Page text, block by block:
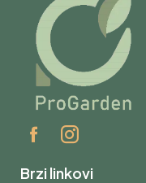
Brzi linkovi